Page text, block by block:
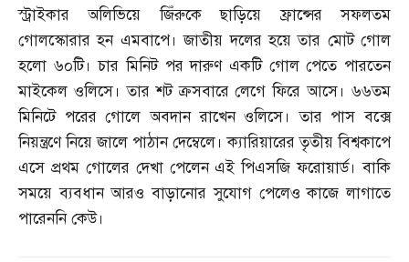
স্ট্রাইকার অলিভিয়ে জিঁরুকে ছাড়িয়ে ফ্রান্সের সফলতম
গোলস্কোরার হন এমবাপে। জাতীয় দলের হয়ে তার মোট গোল
হলো ৬০টি। চার মিনিট পর দারুণ একটি গোল পেতে পারতেন
মাইকেল ওলিসে। তার শট ক্রসবারে লেগে ফিরে আসে। ৬৬তম
মিনিটে পরের গোলে অবদান রাখেন ওলিসে। তার পাস বক্সে
নিয়ন্ত্রণে নিয়ে জালে পাঠান দেম্বেলে। ক্যারিয়ারের তৃতীয় বিশ্বকাপে
এসে প্রথম গোলের দেখা পেলেন এই পিএসজি ফরোয়ার্ড। বাকি
সময়ে ব্যবধান আরও বাড়ানোর সুযোগ পেলেও কাজে লাগাতে
পারেননি কেউ।